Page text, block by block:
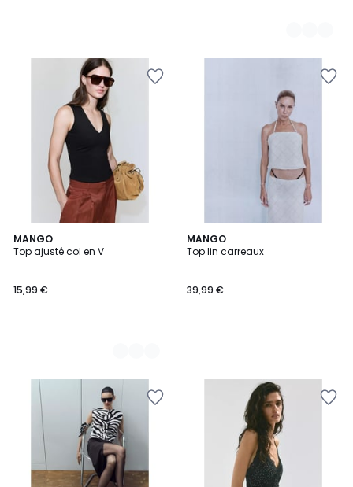
MANGO
Top ajusté col en V
15,99 €
4
Couleurs
MANGO
Top lin carreaux
39,99 €